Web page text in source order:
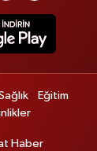
Eğitim
Haber